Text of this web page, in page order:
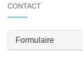
CONTACT
Formulaire